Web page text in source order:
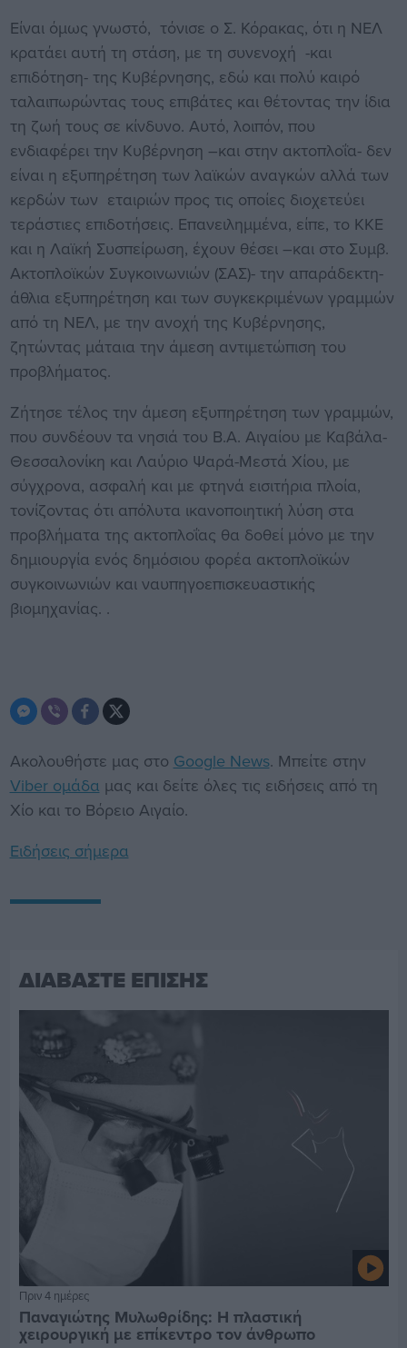
Είναι όμως γνωστό, τόνισε ο Σ. Κόρακας, ότι η ΝΕΛ
κρατάει αυτή τη στάση, με τη συνενοχή -και
επιδότηση- της Κυβέρνησης, εδώ και πολύ καιρό
ταλαιπωρώντας τους επιβάτες και θέτοντας την ίδια
τη ζωή τους σε κίνδυνο. Αυτό, λοιπόν, που
ενδιαφέρει την Κυβέρνηση –και στην ακτοπλοΐα- δεν
είναι η εξυπηρέτηση των λαϊκών αναγκών αλλά των
κερδών των εταιριών προς τις οποίες διοχετεύει
τεράστιες επιδοτήσεις. Επανειλημμένα, είπε, το ΚΚΕ
και η Λαϊκή Συσπείρωση, έχουν θέσει –και στο Συμβ.
Ακτοπλοϊκών Συγκοινωνιών (ΣΑΣ)- την απαράδεκτη-
άθλια εξυπηρέτηση και των συγκεκριμένων γραμμών
από τη ΝΕΛ, με την ανοχή της Κυβέρνησης,
ζητώντας μάταια την άμεση αντιμετώπιση του
προβλήματος.
Ζήτησε τέλος την άμεση εξυπηρέτηση των γραμμών,
που συνδέουν τα νησιά του Β.Α. Αιγαίου με Καβάλα-
Θεσσαλονίκη και Λαύριο Ψαρά-Μεστά Χίου, με
σύγχρονα, ασφαλή και με φτηνά εισιτήρια πλοία,
τονίζοντας ότι απόλυτα ικανοποιητική λύση στα
προβλήματα της ακτοπλοΐας θα δοθεί μόνο με την
δημιουργία ενός δημόσιου φορέα ακτοπλοϊκών
συγκοινωνιών και ναυπηγοεπισκευαστικής
βιομηχανίας. .
Ακολουθήστε μας στο Google News. Μπείτε στην
Viber ομάδα μας και δείτε όλες τις ειδήσεις από τη
Χίο και το Βόρειο Αιγαίο.
Ειδήσεις σήμερα
ΔΙΑΒΑΣΤΕ ΕΠΙΣΗΣ
Πριν 4 ημέρες
Παναγιώτης Μυλωθρίδης: Η πλαστική
χειρουργική με επίκεντρο τον άνθρωπο